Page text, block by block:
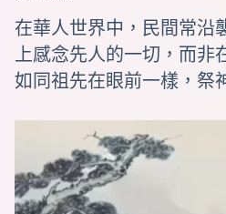
在華人世界中，民間常沿
上感念先人的一切，而
如同祖先在眼前一樣，祭